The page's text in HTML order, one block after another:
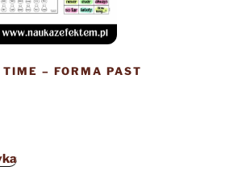
TIME – FORMA PAST